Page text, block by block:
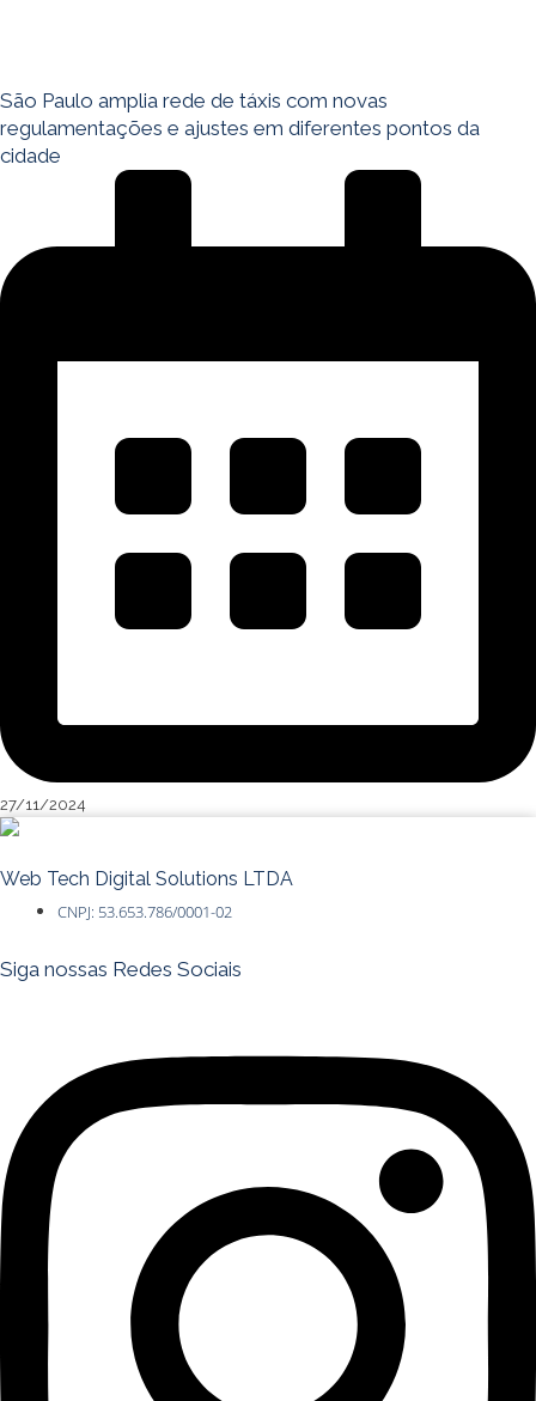
São Paulo amplia rede de táxis com novas
regulamentações e ajustes em diferentes pontos da
cidade
27/11/2024
Web Tech Digital Solutions LTDA
CNPJ: 53.653.786/0001-02
Siga nossas Redes Sociais